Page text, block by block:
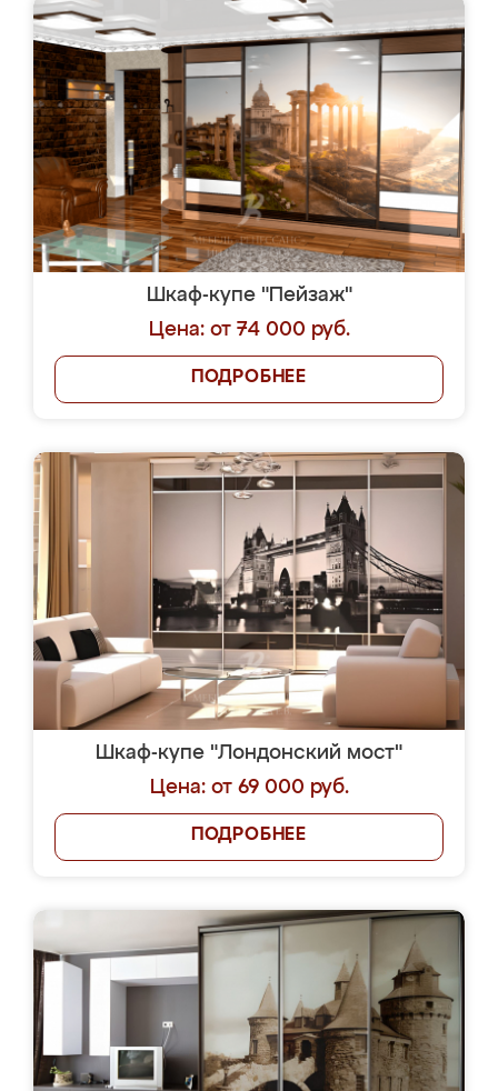
Шкаф-купе "Пейзаж"
Цена: от 74 000 руб.
ПОДРОБНЕЕ
Шкаф-купе "Лондонский мост"
Цена: от 69 000 руб.
ПОДРОБНЕЕ